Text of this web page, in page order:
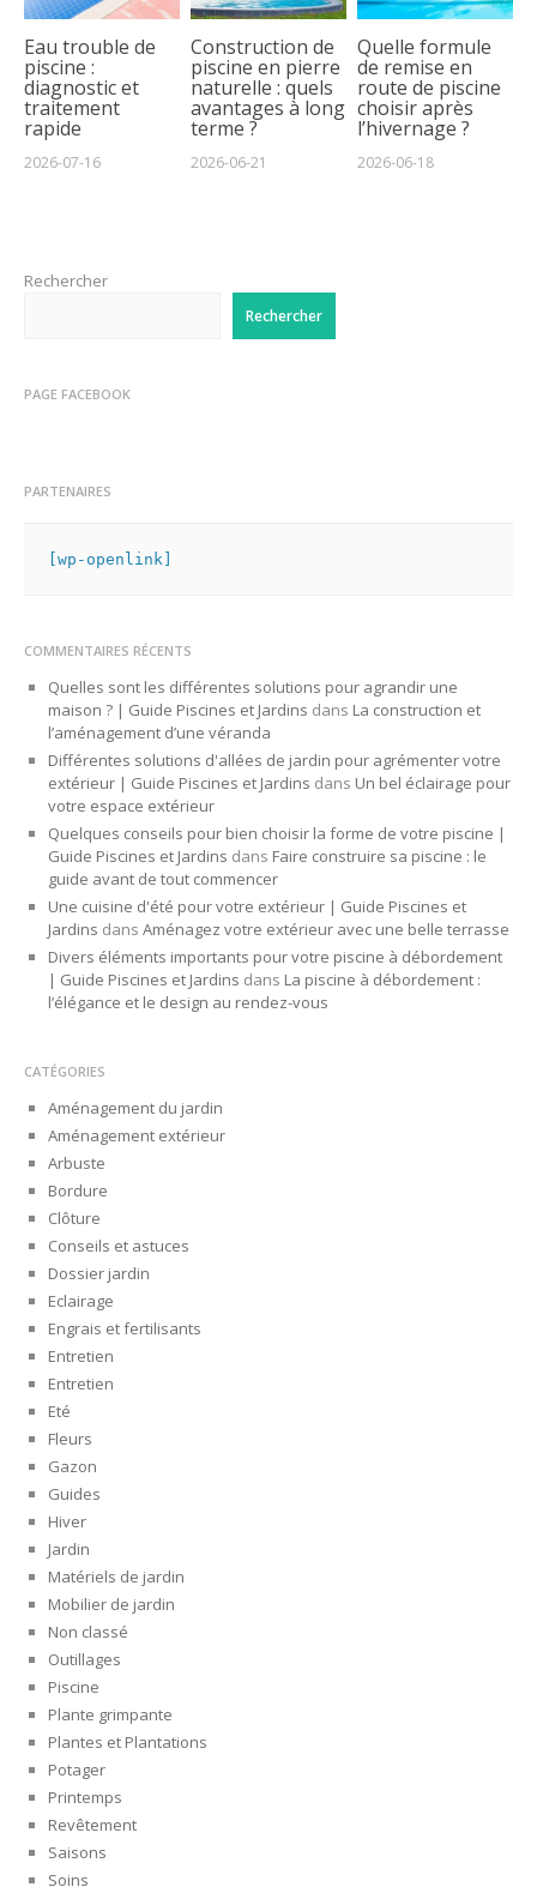
Eau trouble de
piscine :
diagnostic et
traitement
rapide
2026-07-16
Construction de
piscine en pierre
naturelle : quels
avantages à long
terme ?
2026-06-21
Quelle formule
de remise en
route de piscine
choisir après
l’hivernage ?
2026-06-18
Rechercher
Rechercher
PAGE FACEBOOK
PARTENAIRES
[wp-openlink]
COMMENTAIRES RÉCENTS
Quelles sont les différentes solutions pour agrandir une
maison ? | Guide Piscines et Jardins dans La construction et
l’aménagement d’une véranda
Différentes solutions d'allées de jardin pour agrémenter votre
extérieur | Guide Piscines et Jardins dans Un bel éclairage pour
votre espace extérieur
Quelques conseils pour bien choisir la forme de votre piscine |
Guide Piscines et Jardins dans Faire construire sa piscine : le
guide avant de tout commencer
Une cuisine d'été pour votre extérieur | Guide Piscines et
Jardins dans Aménagez votre extérieur avec une belle terrasse
Divers éléments importants pour votre piscine à débordement
| Guide Piscines et Jardins dans La piscine à débordement :
l’élégance et le design au rendez-vous
CATÉGORIES
Aménagement du jardin
Aménagement extérieur
Arbuste
Bordure
Clôture
Conseils et astuces
Dossier jardin
Eclairage
Engrais et fertilisants
Entretien
Entretien
Eté
Fleurs
Gazon
Guides
Hiver
Jardin
Matériels de jardin
Mobilier de jardin
Non classé
Outillages
Piscine
Plante grimpante
Plantes et Plantations
Potager
Printemps
Revêtement
Saisons
Soins